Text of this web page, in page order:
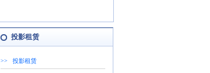
投影租赁
>> 投影租赁